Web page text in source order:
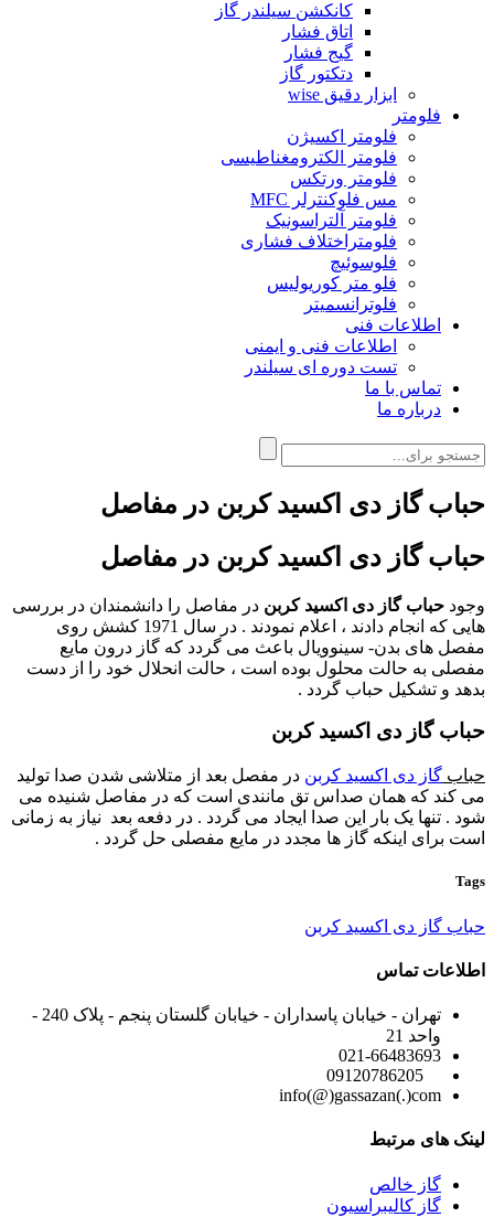
کانکشن سیلندر گاز
اتاق فشار
گیج فشار
دتکتور گاز
ابزار دقیق wise
فلومتر
فلومتر اکسیژن
فلومتر الکترومغناطیسی
فلومتر ورتکس
مس فلوکنترلر MFC
فلومتر آلتراسونیک
فلومتراختلاف فشاری
فلوسوئیچ
فلو متر کوریولیس
فلوترانسمیتر
اطلاعات فنی
اطلاعات فنی و ایمنی
تست دوره ای سیلندر
تماس با ما
درباره ما
حباب گاز دی اکسید کربن در مفاصل
حباب گاز دی اکسید کربن در مفاصل
وجود حباب گاز دی اکسید کربن در مفاصل را دانشمندان در بررسی
هایی که انجام دادند ، اعلام نمودند . در سال 1971 کشش روی
مفصل های بدن- سینوویال باعث می گردد که گاز درون مایع
مفصلی به حالت محلول بوده است ، حالت انحلال خود را از دست
بدهد و تشکیل حباب گردد .
حباب گاز دی اکسید کربن
حباب گاز دی اکسید کربن در مفصل بعد از متلاشی شدن صدا تولید
می کند که همان صداس تق مانندی است که در مفاصل شنیده می
شود . تنها یک بار این صدا ایجاد می گردد . در دفعه بعد نیاز به زمانی
است برای اینکه گاز ها مجدد در مایع مفصلی حل گردد .
Tags
حباب گاز دی اکسید کربن
اطلاعات تماس
تهران - خیابان پاسداران - خیابان گلستان پنجم - پلاک 240 -
واحد 21
021-66483693
info(@)gassazan(.)com
لینک های مرتبط
گاز خالص
گاز کالیبراسیون